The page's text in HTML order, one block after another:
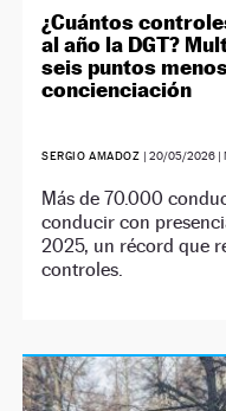
¿Cuántos
al año la DGT?
seis puntos
concienciación
SERGIO AMADOZ |20/05/2026 |
Más de 70.000
conducir con
2025, un récord que
controles.